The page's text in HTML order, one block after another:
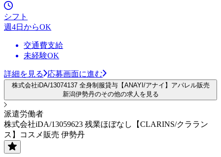
シフト
週4日からOK
交通費支給
未経験OK
詳細を見る 応募画面に進む
株式会社iDA/13074137 全身制服貸与【ANAYI/アナイ】アパレル販売
新潟伊勢丹のその他の求人を見る
派遣労働者
株式会社iDA/13059623 残業ほぼなし【CLARINS/クララン
ス】コスメ販売 伊勢丹